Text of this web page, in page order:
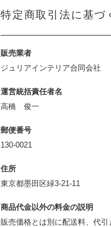
特定商取引法に基づ
販売業者
ジュリアインテリア合同会社
運営統括責任者名
高橋 俊一
郵便番号
130-0021
住所
東京都墨田区緑3-21-11
商品代金以外の料金の説明
販売価格とは別に配送料、代